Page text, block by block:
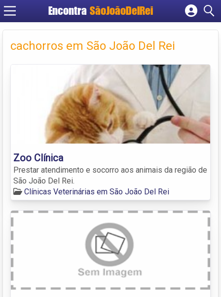
Encontra SãoJoãoDelRei
Cadastrar empresa
Fazer login
Criar conta
cachorros em São João Del Rei
Zoo Clínica
Prestar atendimento e socorro aos animais da região de
São João Del Rei.
Clínicas Veterinárias em São João Del Rei